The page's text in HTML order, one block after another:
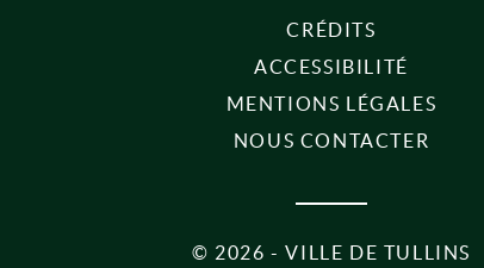
CRÉDITS
ACCESSIBILITÉ
MENTIONS LÉGALES
NOUS CONTACTER
© 2026 - VILLE DE TULLINS